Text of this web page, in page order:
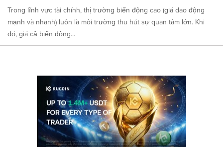
Trong lĩnh vực tài chính, thị trường biến động cao (giá dao động
mạnh và nhanh) luôn là môi trường thu hút sự quan tâm lớn. Khi
đó, giá cả biến động...